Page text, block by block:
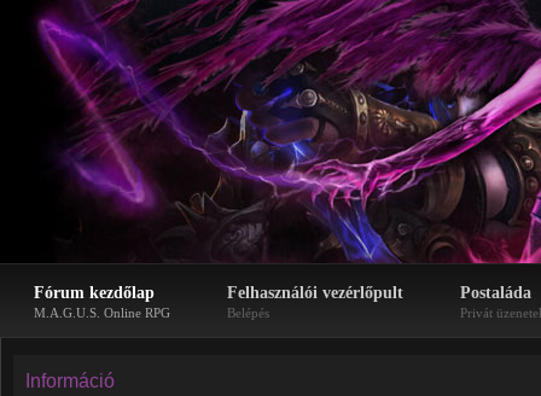
Fórum kezdőlap
M.A.G.U.S. Online RPG
Felhasználói vezérlőpult
Belépés
Postaláda
Privát
Információ